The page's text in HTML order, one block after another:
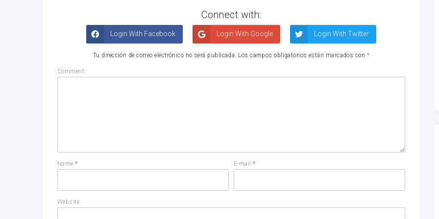
Connect with:
Login With Facebook Login With Google Login With Twitter
Tu dirección de correo electrónico no será publicada. Los campos obligatorios están marcados con *
Comment
Name* E-mail*
Website